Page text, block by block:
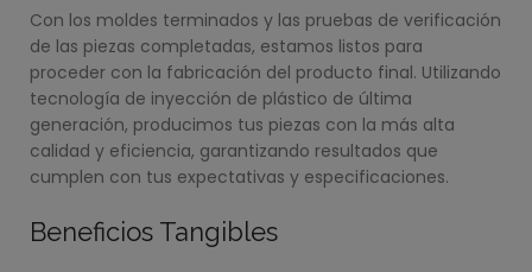
Con los moldes terminados y las pruebas de verificación
de las piezas completadas, estamos listos para
proceder con la fabricación del producto final. Utilizando
tecnología de inyección de plástico de última
generación, producimos tus piezas con la más alta
calidad y eficiencia, garantizando resultados que
cumplen con tus expectativas y especificaciones.
Beneficios Tangibles